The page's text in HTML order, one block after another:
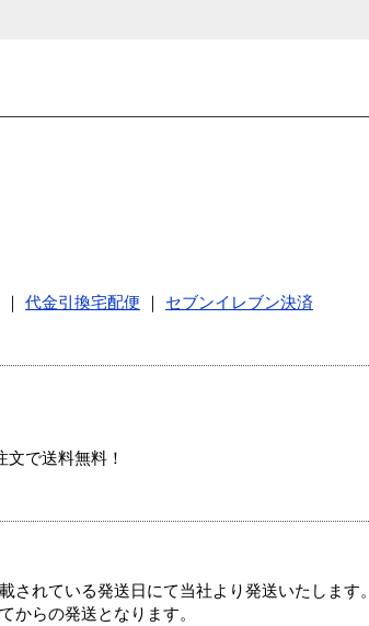
代金引換宅配便
セブンイレブン決済
で送料無料！
れている発送日にて当社より発送いたします。
からの発送となります。